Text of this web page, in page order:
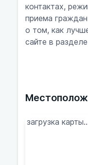
контактах,
приема
о том, как
сайте в
загрузка